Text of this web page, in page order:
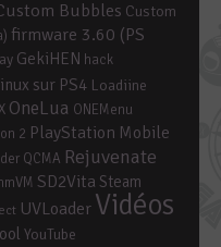
Bubbles Custom
firmware 3.60 (PS
GekiHEN hack
sur PS4 Loadiine
OneLua ONEMenu
2 PlayStation Mobile
QCMA Rejuvenate
SD2Vita Steam
UVLoader Vidéos
YouTube